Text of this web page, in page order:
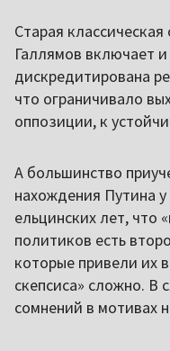
Старая
Галлямов включает
дискредитирована
что ограничивало
оппозиции, к
А большинство
нахождения Путина
ельцинских лет, что
политиков есть
которые привели их
скепсиса» сложно. В
сомнений в мотивах